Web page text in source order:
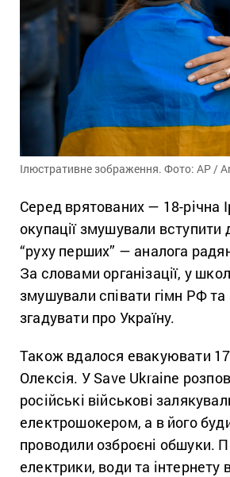
Ілюстративне зображення. Фото: AP /
Серед врятованих — 18-річна
окупації змушували вступити
“руху перших” — аналога
За словами організації, у
змушували співати гімн РФ
згадувати про Україну.
Також вдалося евакуювати
Олексія. У Save Ukraine
російські військові
електрошокером, а в його
проводили озброєні обшуки.
електрики, води та інтернету